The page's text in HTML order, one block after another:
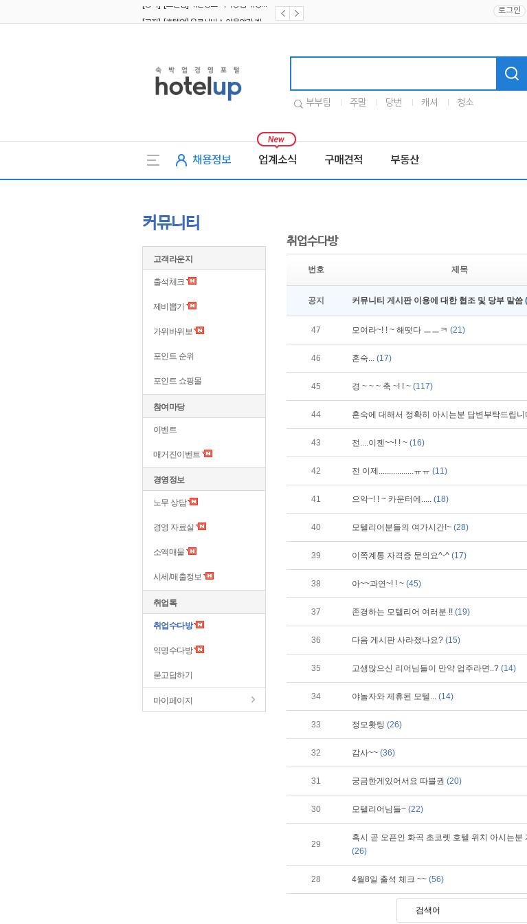
로그인
부부팀 주말 당번 캐셔 청소
채용정보 업계소식 구매견적 부동산
커뮤니티
고객라운지
출석체크
제비뽑기
가위바위보
포인트 순위
포인트 쇼핑몰
참여마당
이벤트
매거진이벤트
경영정보
노무 상담
경영 자료실
소액매물
시세/매출정보
취업톡
취업수다방
익명수다방
묻고답하기
마이페이지
취업수다방
번호 제목
공지 커뮤니티 게시판 이용에 대한 협조 및 당부 말씀
47 모여라~! ! ~ 해떳다 ㅡㅡㅋ (21)
46 혼숙... (17)
45 경 ~ ~ ~ 축 ~! ! ~ (117)
44 혼숙에 대해서 정확히 아시는분 답변부탁드립니
43 전....이젠~~! ! ~ (16)
42 전 이제.................ㅠㅠ (11)
41 으악~! ! ~ 카운터에..... (18)
40 모텔리어분들의 여가시간!~ (28)
39 이쪽계통 자격증 문의요^-^ (17)
38 아~~과연~! ! ~ (45)
37 존경하는 모텔리어 여러분 !! (19)
36 다음 게시판 사라졌나요? (15)
35 고생많으신 리어님들이 만약 업주라면..? (14)
34 야놀자와 제휴된 모텔... (14)
33 정모홧팅 (26)
32 감사~~ (36)
31 궁금한게있어서요 따블권 (20)
30 모텔리어님들~ (22)
29
혹시 곧 오픈인 화곡 초코렛 호텔 위치 아시는분
(26)
28 4월8일 출석 체크 ~~ (56)